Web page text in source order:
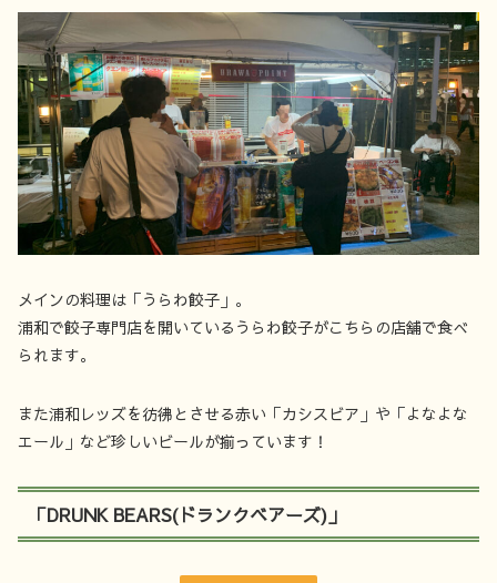
メインの料理は「うらわ餃子」。
浦和で餃子専門店を開いているうらわ餃子がこちらの店舗で食べ
られます。
また浦和レッズを彷彿とさせる赤い「カシスビア」や「よなよな
エール」など珍しいビールが揃っています！
「DRUNK BEARS(ドランクベアーズ)」